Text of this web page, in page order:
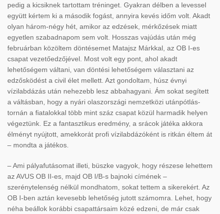
pedig a kicsiknek tartottam tréninget. Gyakran délben a levessel
együtt kértem ki a második fogást, annyira kevés időm volt. Akadt
olyan három-négy hét, amikor az edzések, mérkőzések miatt
egyetlen szabadnapom sem volt. Hosszas vajúdás után még
februárban közöltem döntésemet Matajsz Márkkal, az OB I-es
csapat vezetőedzőjével. Most volt egy pont, ahol akadt
lehetőségem váltani, van döntési lehetőségem választani az
edzősködést a civil élet mellett. Azt gondoltam, húsz évnyi
vízilabdázás után nehezebb lesz abbahagyani. Ám sokat segített
a váltásban, hogy a nyári olaszországi nemzetközi utánpótlás-
tornán a fiatalokkal több mint száz csapat közül harmadik helyen
végeztünk. Ez a fantasztikus eredmény, a srácok játéka akkora
élményt nyújtott, amekkorát profi vízilabdázóként is ritkán éltem át
– mondta a játékos.
– Ami pályafutásomat illeti, büszke vagyok, hogy részese lehettem
az AVUS OB II-es, majd OB I/B-s bajnoki címének –
szerénytelenség nélkül mondhatom, sokat tettem a sikerekért. Az
OB I-ben aztán kevesebb lehetőség jutott számomra. Lehet, hogy
néha beállok korábbi csapattársaim közé edzeni, de már csak